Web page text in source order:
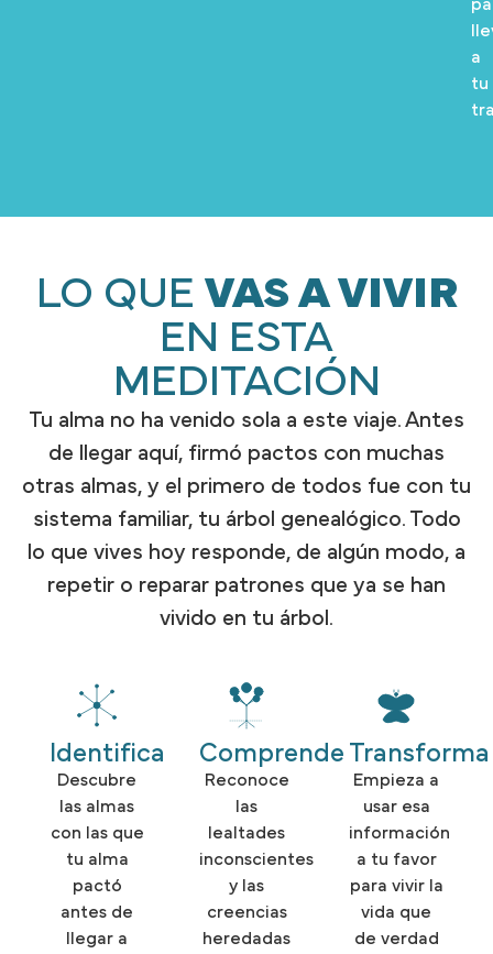
a
tu
LO QUE VAS A VIVIR
EN ESTA
MEDITACIÓN
Tu alma no ha venido sola a este viaje. Antes
de llegar aquí, firmó pactos con muchas
otras almas, y el primero de todos fue con tu
sistema familiar, tu árbol genealógico. Todo
lo que vives hoy responde, de algún modo, a
repetir o reparar patrones que ya se han
vivido en tu árbol.
Identifica
Descubre
las almas
con las que
tu alma
pactó
antes de
llegar a
Comprende
Reconoce
las
lealtades
inconscientes
y las
creencias
heredadas
Transforma
Empieza a
usar esa
información
a tu favor
para vivir la
vida que
de verdad